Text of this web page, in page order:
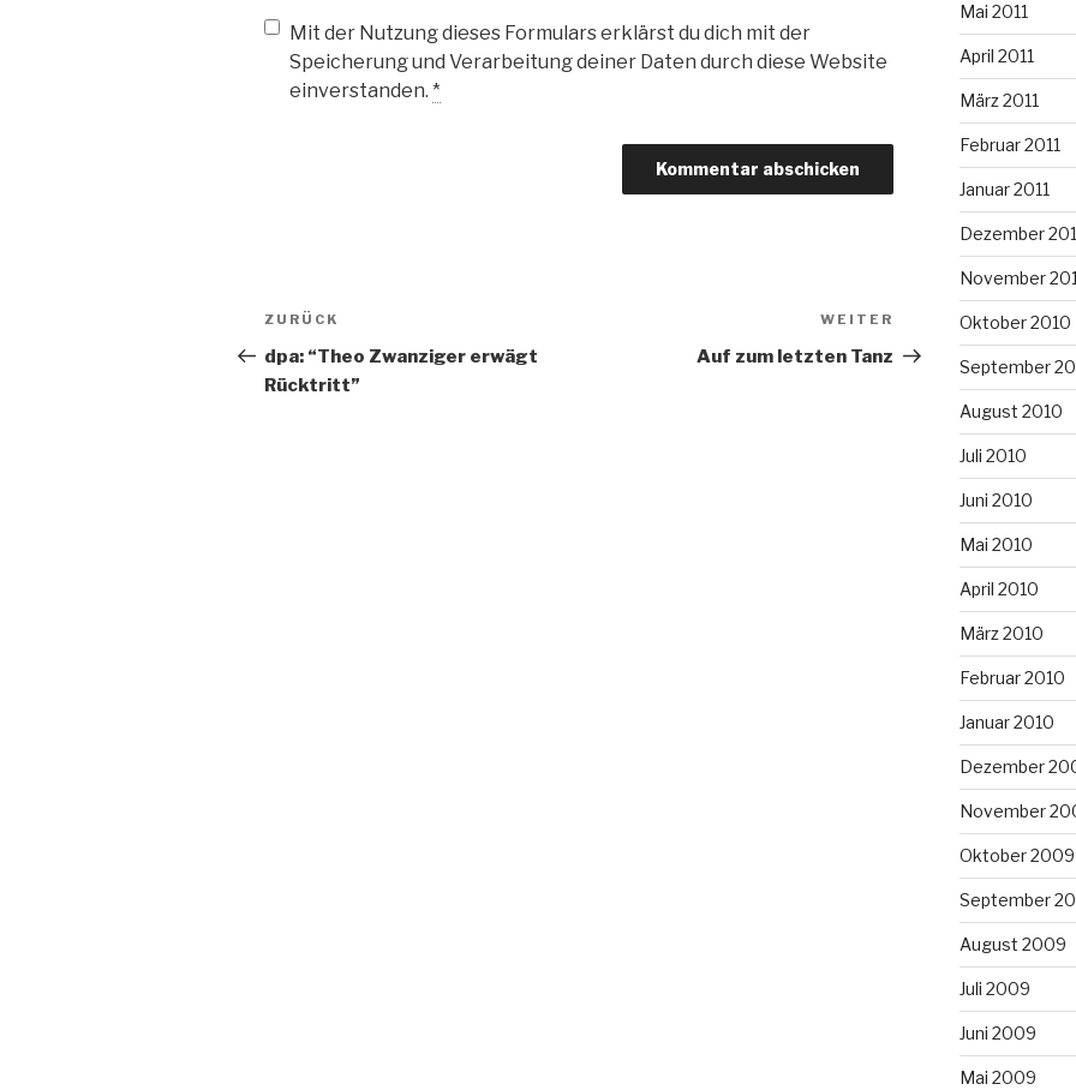
Mit der Nutzung dieses Formulars erklärst du dich mit der
Speicherung und Verarbeitung deiner Daten durch diese Website
einverstanden. *
Beitragsnavigation
Vorheriger
Beitrag
ZURÜCK
dpa: “Theo Zwanziger erwägt
Rücktritt”
Nächster
Beitrag
WEITER
Auf zum letzten Tanz
Mai 2011
April 2011
März 2011
Februar 2011
Januar 2011
Dezember
November
Oktober 2010
September
August 2010
Juli 2010
Juni 2010
Mai 2010
April 2010
März 2010
Februar 2010
Januar 2010
Dezember
November
Oktober 2009
September
August 2009
Juli 2009
Juni 2009
Mai 2009